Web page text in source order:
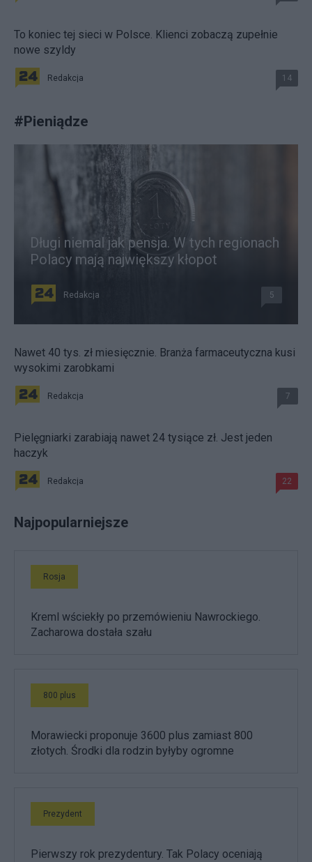
To koniec tej sieci w Polsce. Klienci zobaczą zupełnie
nowe szyldy
Redakcja 14
#Pieniądze
Długi niemal jak pensja. W tych regionach
Polacy mają największy kłopot
Redakcja 5
Nawet 40 tys. zł miesięcznie. Branża farmaceutyczna kusi
wysokimi zarobkami
Redakcja 7
Pielęgniarki zarabiają nawet 24 tysiące zł. Jest jeden
haczyk
Redakcja 22
Najpopularniejsze
Rosja
Kreml wściekły po przemówieniu Nawrockiego.
Zacharowa dostała szału
800 plus
Morawiecki proponuje 3600 plus zamiast 800
złotych. Środki dla rodzin byłyby ogromne
Prezydent
Pierwszy rok prezydentury. Tak Polacy oceniają